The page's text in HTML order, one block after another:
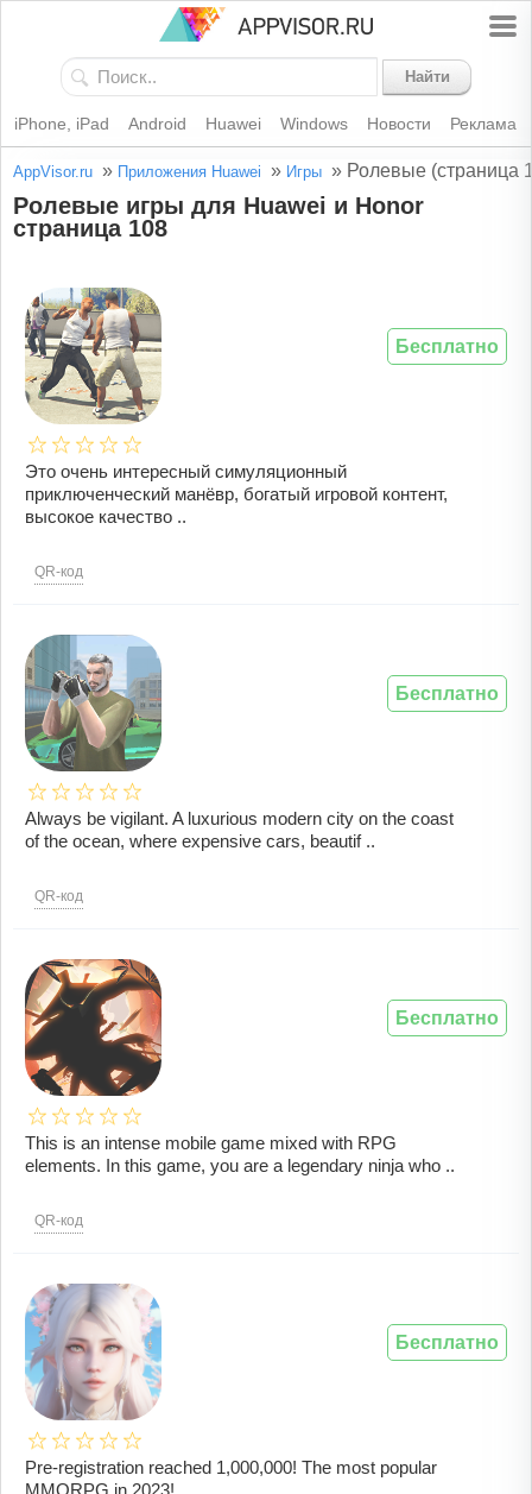
Найти
iPhone, iPad Android Huawei Windows Новости Реклама
AppVisor.ru » Приложения Huawei » Игры » Ролевые (страница
Ролевые игры для Huawei и Honor
страница 108
Это очень интересный симуляционный
приключенческий манёвр, богатый игровой контент,
высокое качество ..
QR-код
Бесплатно
Always be vigilant. A luxurious modern city on the coast
of the ocean, where expensive cars, beautif ..
QR-код
Бесплатно
This is an intense mobile game mixed with RPG
elements. In this game, you are a legendary ninja who ..
QR-код
Бесплатно
Pre-registration reached 1,000,000! The most popular
MMORPG in 2023!
Бесплатно